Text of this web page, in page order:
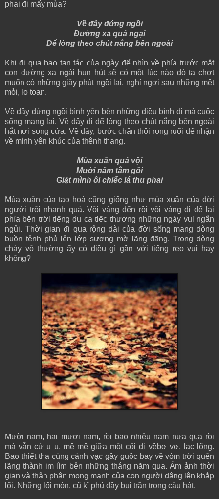
phai đi mấy mùa?
Về đây đứng ngồi
Đường xa quá ngại
Để lòng theo chút nắng bên ngoài
Khi đi qua bao tan tác của ngày để nhìn về phía trước mắt
con đường xa ngái hun hút sẽ có một lúc nào đó ta chợt
muốn có những giây phút ngồi lại, nghỉ ngơi sau những mệt
mỏi, lo toan.
Về đây đứng ngồi bình yên bên những điều bình dị mà cuộc
sống mang lại. Về đây đi để lòng theo chút nắng bên ngoài
hắt nơi song cửa. Về đây, bước chân thôi rong ruổi để nhận
về mình yên khúc của thênh thang.
Mùa xuân quá vội
Mười năm tắm gội
Giật mình ôi chiếc lá thu phai
Mùa xuân của tạo hoá cũng giống như mùa xuân của đời
người trôi nhanh quá. Vội vàng đến rồi vội vàng đi để lại
phía bên trời tiếng du ca tiếc thương những ngày vui ngắn
ngủi. Thời gian đi qua rộng dài của đời sống mang dòng
buồn tênh phủ lên lớp sương mờ lãng đãng. Trong dòng
chảy vô thường ấy có điều gì gần với tiếng reo vui hay
không?
Mười năm, hai mươi năm, rồi bao nhiêu năm nữa qua rồi
mà vẫn cứ u u, mê mê giữa một cõi đi vềbơ vơ, lạc lõng.
Bao thiết tha cùng cánh vạc gầy guộc bay về vòm trời quên
lãng thành im lìm bên những tháng năm qua. Ám ảnh thời
gian và thân phận mong manh của con người dâng lên khắp
lối. Những lối mòn, cũ kĩ phủ đầy bụi trần trong câu hát.